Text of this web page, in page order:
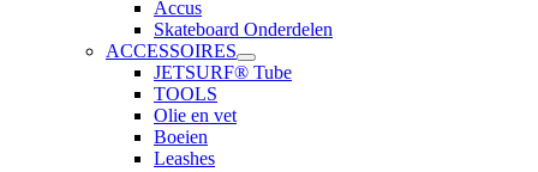
Accus
Skateboard Onderdelen
ACCESSOIRES
JETSURF® Tube
TOOLS
Olie en vet
Boeien
Leashes